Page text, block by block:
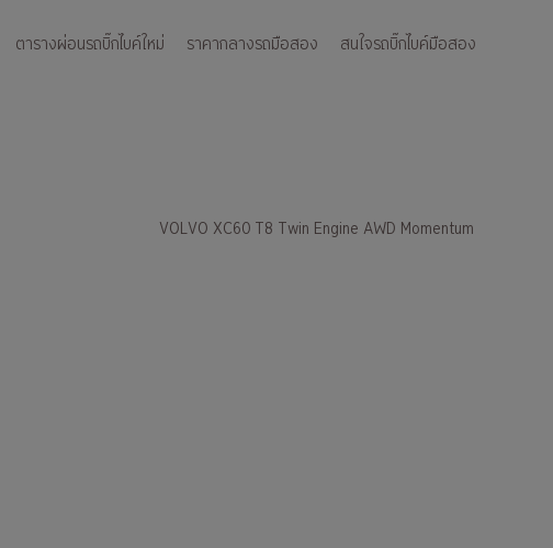
ตารางผ่อนรถบิ๊กไบค์ใหม่ ราคากลางรถมือสอง สนใจรถบิ๊กไบค์มือสอง